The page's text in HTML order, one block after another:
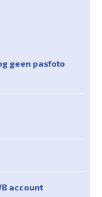
geen pasfoto
account